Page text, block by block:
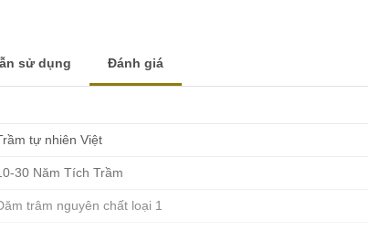
sử dụng Đánh giá
tự nhiên Việt
30 Năm Tích Trầm
trâm nguyên chất loại 1